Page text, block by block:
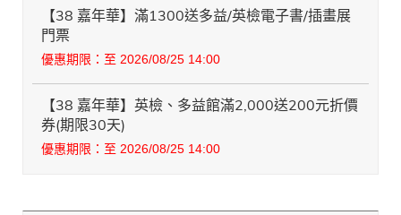
【38 嘉年華】滿1300送多益/英檢電子書/插畫展
門票
優惠期限：至 2026/08/25 14:00
【38 嘉年華】英檢、多益館滿2,000送200元折價
券(期限30天)
優惠期限：至 2026/08/25 14:00